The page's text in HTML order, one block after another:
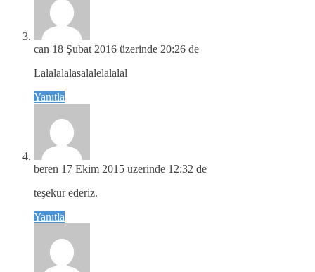
can 18 Şubat 2016 üzerinde 20:26 de
Lalalalalasalalelalalal
Yanıtla
beren 17 Ekim 2015 üzerinde 12:32 de
teşekür ederiz.
Yanıtla